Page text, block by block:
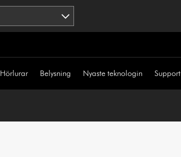
Hörlurar Belysning Nyaste teknologin Support